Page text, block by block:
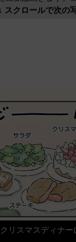
↓ スクロールで次の
リスマスディナ